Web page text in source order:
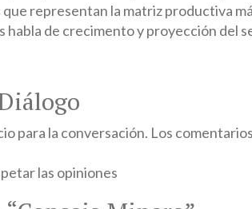
representan la matriz productiva
habla de crecimento y proyección del
para la conversación. Los
las opiniones